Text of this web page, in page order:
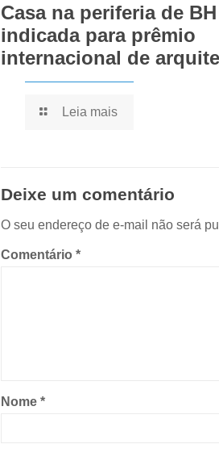
Casa na periferia de
indicada para prêmio
internacional de
Leia mais
Deixe um comentário
O seu endereço de e-mail não será
Comentário *
Nome *